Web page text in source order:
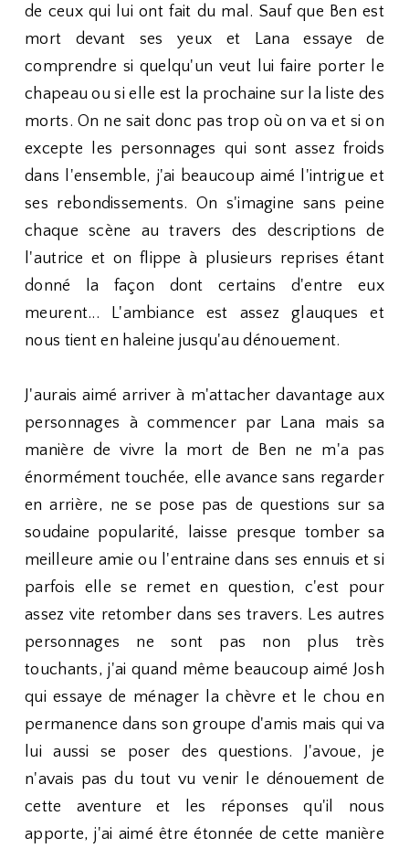
de ceux qui lui ont fait du mal. Sauf que Ben est
mort devant ses yeux et Lana essaye de
comprendre si quelqu'un veut lui faire porter le
chapeau ou si elle est la prochaine sur la liste des
morts. On ne sait donc pas trop où on va et si on
excepte les personnages qui sont assez froids
dans l'ensemble, j'ai beaucoup aimé l'intrigue et
ses rebondissements. On s'imagine sans peine
chaque scène au travers des descriptions de
l'autrice et on flippe à plusieurs reprises étant
donné la façon dont certains d'entre eux
meurent... L'ambiance est assez glauques et
nous tient en haleine jusqu'au dénouement.
J'aurais aimé arriver à m'attacher davantage aux
personnages à commencer par Lana mais sa
manière de vivre la mort de Ben ne m'a pas
énormément touchée, elle avance sans regarder
en arrière, ne se pose pas de questions sur sa
soudaine popularité, laisse presque tomber sa
meilleure amie ou l'entraine dans ses ennuis et si
parfois elle se remet en question, c'est pour
assez vite retomber dans ses travers. Les autres
personnages ne sont pas non plus très
touchants, j'ai quand même beaucoup aimé Josh
qui essaye de ménager la chèvre et le chou en
permanence dans son groupe d'amis mais qui va
lui aussi se poser des questions. J'avoue, je
n'avais pas du tout vu venir le dénouement de
cette aventure et les réponses qu'il nous
apporte, j'ai aimé être étonnée de cette manière